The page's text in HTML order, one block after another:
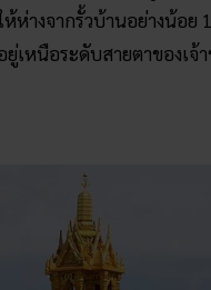
ห้ห่างจากรั้วบ้านอย่างน้อย
ยู่เหนือระดับสายตาของเจ้